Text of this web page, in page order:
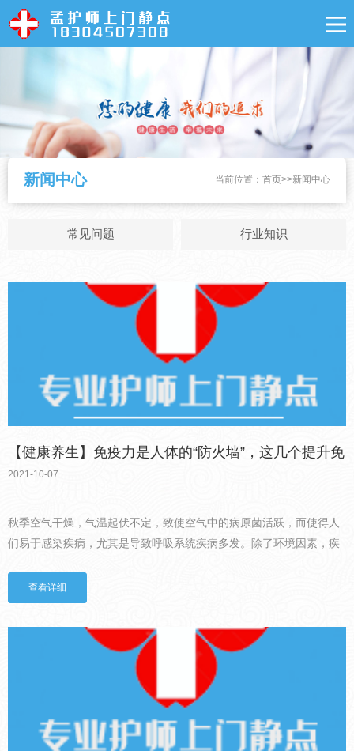
新闻中心 当前位置： 首页>>新闻中心
常见问题 行业知识
【健康养生】免疫力是人体的“防火墙”，这几个提升免
疫力的食疗小方请收好！
2021-10-07
秋季空气干燥，气温起伏不定，致使空气中的病原菌活跃，而使得人
们易于感染疾病，尤其是导致呼吸系统疾病多发。除了环境因素，疾
加对疾病的抵抗力。免疫力是人体的“防火墙”，是抵御疾病的重要...
查看详细